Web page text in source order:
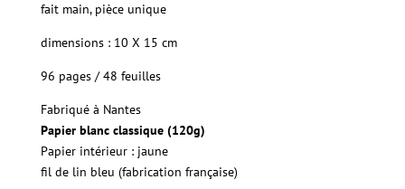
fait main, pièce unique
dimensions : 10 X 15 cm
96 pages / 48 feuilles
Fabriqué à Nantes
Papierblanc classique (120g)
Papier intérieur : jaune
fil de lin bleu (fabrication française)